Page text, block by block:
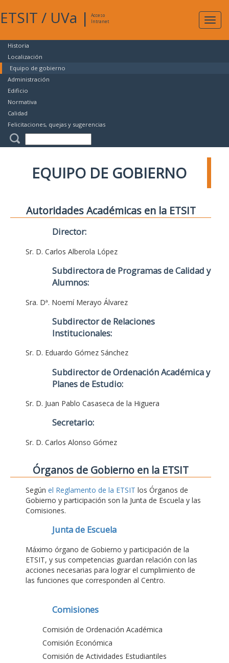
ETSIT / UVa |
Acceso
Intranet
Historia
Localización
Equipo de gobierno
Administración
Edificio
Normativa
Calidad
Felicitaciones, quejas y sugerencias
EQUIPO DE GOBIERNO
Autoridades Académicas en la ETSIT
Director:
Sr. D. Carlos Alberola López
Subdirectora de Programas de Calidad y
Alumnos:
Sra. Dª. Noemí Merayo Álvarez
Subdirector de Relaciones
Institucionales:
Sr. D. Eduardo Gómez Sánchez
Subdirector de Ordenación Académica y
Planes de Estudio:
Sr. D. Juan Pablo Casaseca de la Higuera
Secretario:
Sr. D. Carlos Alonso Gómez
Órganos de Gobierno en la ETSIT
Según el Reglamento de la ETSIT los Órganos de
Gobierno y participación son la Junta de Escuela y las
Comisiones.
Junta de Escuela
Máximo órgano de Gobierno y participación de la
ETSIT, y sus competencias guardan relación con las
acciones necesarias para lograr el cumplimiento de
las funciones que corresponden al Centro.
Comisiones
Comisión de Ordenación Académica
Comisión Económica
Comisión de Actividades Estudiantiles